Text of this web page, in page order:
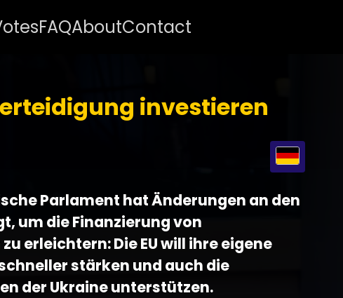
FAQAboutContact
investieren
Parlament hat Änderungen an den
um die Finanzierung von
erleichtern: Die EU will ihre eigene
stärken und auch die
der Ukraine unterstützen.